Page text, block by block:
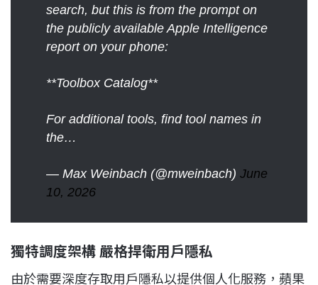
search, but this is from the prompt on
the publicly available Apple Intelligence
report on your phone:
**Toolbox Catalog**
For additional tools, find tool names in
the…
— Max Weinbach (@mweinbach) June
10, 2026
獨特調度架構 嚴格捍衛用戶隱私
由於需要深度存取用戶隱私以提供個人化服務，蘋果